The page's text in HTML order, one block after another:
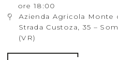
ore 18:00
Azienda Agricola Monte
Strada Custoza, 35 –
(VR)